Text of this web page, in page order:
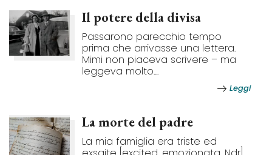
Il potere della divisa
Passarono parecchio tempo
prima che arrivasse una lettera.
Mimi non piaceva scrivere – ma
leggeva molto....
Leggi
La morte del padre
La mia famiglia era triste ed